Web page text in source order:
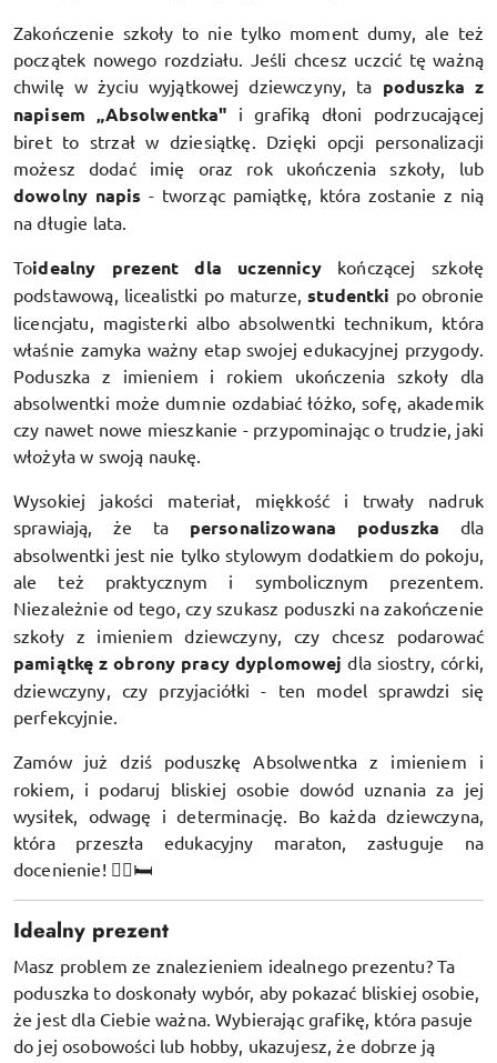
Zakończenie szkoły to nie tylko moment dumy, ale też
początek nowego rozdziału. Jeśli chcesz uczcić tę ważną
chwilę w życiu wyjątkowej dziewczyny, ta poduszka z
napisem „Absolwentka" i grafiką dłoni podrzucającej
biret to strzał w dziesiątkę. Dzięki opcji personalizacji
możesz dodać imię oraz rok ukończenia szkoły, lub
dowolny napis- tworząc pamiątkę, która zostanie z nią
na długie lata.
Toidealny prezent dla uczennicykończącej szkołę
podstawową, licealistki po maturze,studentki po obronie
licencjatu, magisterki albo absolwentki technikum, która
właśnie zamyka ważny etap swojej edukacyjnej przygody.
Poduszka z imieniem i rokiem ukończenia szkoły dla
absolwentki może dumnie ozdabiać łóżko, sofę, akademik
czy nawet nowe mieszkanie - przypominając o trudzie, jaki
włożyła w swoją naukę.
Wysokiej jakości materiał, miękkość i trwały nadruk
sprawiają, że ta personalizowana poduszka dla
absolwentki jest nie tylko stylowym dodatkiem do pokoju,
ale też praktycznym i symbolicznym prezentem.
Niezależnie od tego, czy szukasz poduszki na zakończenie
szkoły z imieniem dziewczyny, czy chcesz podarować
pamiątkę z obrony pracy dyplomowejdla siostry, córki,
dziewczyny, czy przyjaciółki - ten model sprawdzi się
perfekcyjnie.
Zamów już dziś poduszkę Absolwentka z imieniem i
rokiem, i podaruj bliskiej osobie dowód uznania za jej
wysiłek, odwagę i determinację. Bo każda dziewczyna,
która przeszła edukacyjny maraton, zasługuje na
docenienie! 💁‍♀️🛏️
Idealny prezent
Masz problem ze znalezieniem idealnego prezentu? Ta
poduszka to doskonały wybór, aby pokazać bliskiej osobie,
że jest dla Ciebie ważna. Wybierając grafikę, która pasuje
do jej osobowości lub hobby, ukazujesz, że dobrze ją